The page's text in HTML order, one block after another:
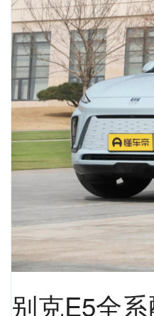
别克E5全